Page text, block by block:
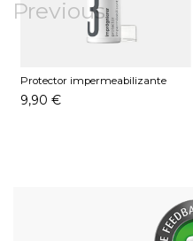
Previous
Protector impermeabilizante
Pedag 250 ML
9,90 €